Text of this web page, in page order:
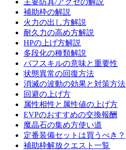
主要防具/アクセの解説
補助枠の解説
火力の出し方解説
耐久力の高め方解説
HPの上げ方解説
多段化の種類解説
バフスキルの意味と重要性
状態異常の回復方法
消滅の波動の効果と対策方法
回避の上げ方
属性相性と属性値の上げ方
EVPのおすすめの交換報酬
魔晶石の集め方使い道
定番装備セットは買うべき？
補助枠解放クエスト一覧